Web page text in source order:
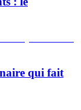
qui fait